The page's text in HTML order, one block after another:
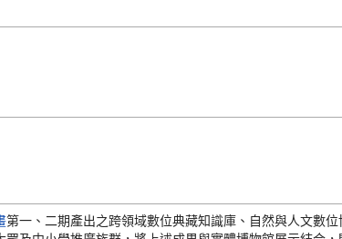
第一、二期產出之跨領域數位典藏知識庫、自然與人文數